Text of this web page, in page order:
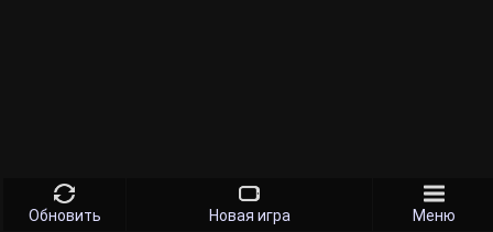
Обновить Новая игра Меню